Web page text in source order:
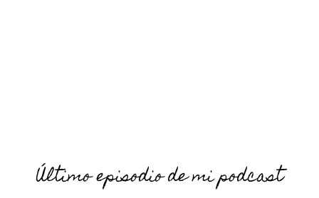
Último episodio de mi podcast